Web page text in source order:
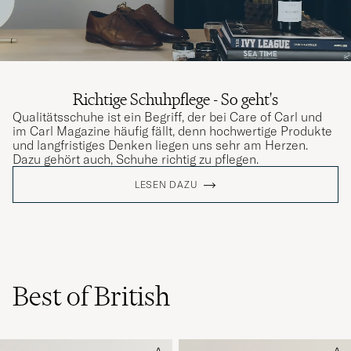
Richtige Schuhpflege - So geht's
Qualitätsschuhe ist ein Begriff, der bei Care of Carl und
im Carl Magazine häufig fällt, denn hochwertige Produkte
und langfristiges Denken liegen uns sehr am Herzen.
Dazu gehört auch, Schuhe richtig zu pflegen.
LESEN DAZU
Best of British